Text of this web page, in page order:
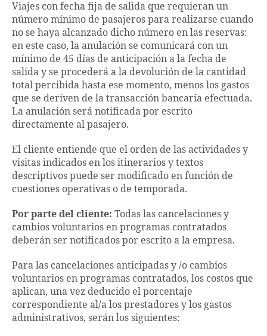
Viajes con fecha fija de salida que requieran un
número mínimo de pasajeros para realizarse cuando
no se haya alcanzado dicho número en las reservas:
en este caso, la anulación se comunicará con un
mínimo de 45 días de anticipación a la fecha de
salida y se procederá a la devolución de la cantidad
total percibida hasta ese momento, menos los gastos
que se deriven de la transacción bancaria efectuada.
La anulación será notificada por escrito
directamente al pasajero.
El cliente entiende que el orden de las actividades y
visitas indicados en los itinerarios y textos
descriptivos puede ser modificado en función de
cuestiones operativas o de temporada.
Por parte del cliente: Todas las cancelaciones y
cambios voluntarios en programas contratados
deberán ser notificados por escrito a la empresa.
Para las cancelaciones anticipadas y /o cambios
voluntarios en programas contratados, los costos que
aplican, una vez deducido el porcentaje
correspondiente al/a los prestadores y los gastos
administrativos, serán los siguientes: